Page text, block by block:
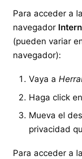
Para acceder a
navegador
(pueden variar
navegador):
Vaya a
Haga click en
Mueva el
privacidad
Para acceder a